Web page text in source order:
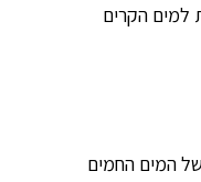
של המים החמים